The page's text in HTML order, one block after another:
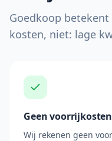
Goedkoop
kosten, niet: lage
Geen voorrijkosten
Wij rekenen geen